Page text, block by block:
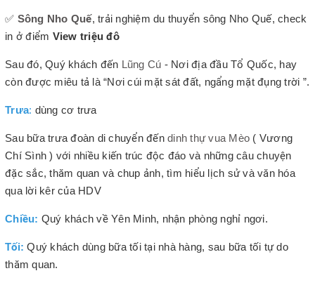
✅ Sông Nho Quế, trải nghiệm du thuyển sông Nho Quế, check
in ở điểm View triệu đô
Sau đó, Quý khách đến Lũng Cú - Nơi địa đầu Tổ Quốc, hay
còn được miêu tả là “Nơi cúi mặt sát đất, ngẩng mặt đụng trời ”.
Trưa: dùng cơ trưa
Sau bữa trưa đoàn di chuyển đến dinh thự vua Mèo ( Vương
Chí Sình ) với nhiều kiến trúc độc đáo và những câu chuyện
đặc sắc, thăm quan và chup ảnh, tìm hiểu lịch sử và văn hóa
qua lời kêr của HDV
Chiều: Quý khách về Yên Minh, nhận phòng nghỉ ngơi.
Tối: Quý khách dùng bữa tối tại nhà hàng, sau bữa tối tự do
thăm quan.